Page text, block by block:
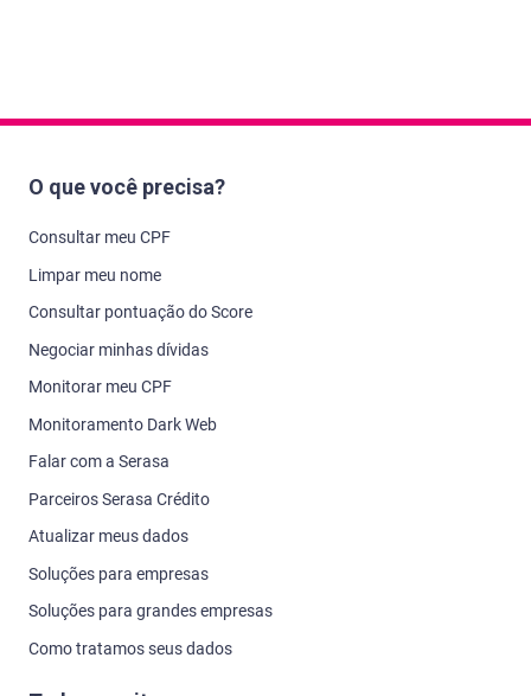
O que você precisa?
Consultar meu CPF
Limpar meu nome
Consultar pontuação do Score
Negociar minhas dívidas
Monitorar meu CPF
Monitoramento Dark Web
Falar com a Serasa
Parceiros Serasa Crédito
Atualizar meus dados
Soluções para empresas
Soluções para grandes empresas
Como tratamos seus dados